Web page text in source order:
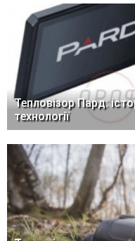
Тепловізор Пард:
технології